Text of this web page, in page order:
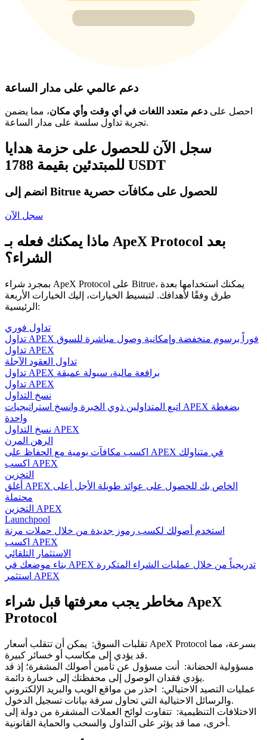
دعم عالمي على مدار الساعة
احصل على دعم متعدد اللغات في أي وقت وأي مكان، مما يضمن
تجربة تداول سلسة على مدار الساعة.
سجل الآن للحصول على حزمة هدايا
للمبتدئين بقيمة 1788 USDT
انضم إلى Bitrue للحصول على مكافآت حصرية
سجل الآن
ماذا يمكنك فعله بـ ApeX Protocol بعد
الشراء؟
بمجرد شراء ApeX Protocol على Bitrue، يمكنك استخدامها بعدة
طرق وفقًا لأهدافك. لتبسيط الخيارات، إليك الخيارات الأربعة
الرئيسية:
تداول فوري
تداول APEX فوراً برسوم منخفضة وإمكانية وصول مباشرة للسوق
تداول APEX
تداول العقود الآجلة
تداول APEX برافعة مالية، سيولة عميقة
تداول APEX
نسخ التداول
اتبع المتداولين ذوي الخبرة وانسخ استراتيجيات APEX بضغطة
واحدة
نسخ التداول APEX
الرهن المرن
اكسب مكافآت يومية مع الحفاظ على APEX في متناولك
اكسب APEX
التخزين
أغلق APEX الخاص بك للحصول على عوائد طويلة الأجل أعلى
محتملة
التخزين APEX
Launchpool
استخدم أصولك لكسب رموز جديدة من خلال حملات مرنة
اكسب APEX
الاستثمار التلقائي
بناء موضعك في APEX تدريجياً من خلال عمليات الشراء المتكررة
استثمر APEX
مخاطر يجب معرفتها قبل شراء ApeX
Protocol
تقلبات السوق: يمكن أن تتقلب أسعار ApeX Protocol بسرعة، مما
قد يؤدي إلى مكاسب أو خسائر كبيرة.
مسؤولية الحضانة:
أنت مسؤول عن تأمين أصولك المشفرة؛ إذ قد
يؤدي فقدان الوصول إلى محفظتك إلى خسارة دائمة.
عمليات التصيد الاحتيالي:
احذر من مواقع الويب والبريد الإلكتروني
والرسائل الاحتيالية التي تحاول سرقة بيانات تسجيل الدخول.
الاختلافات التنظيمية: تتفاوت لوائح العملات المشفرة من دولة إلى
أخرى، مما قد يؤثر على التداول والسحب والحماية القانونية.